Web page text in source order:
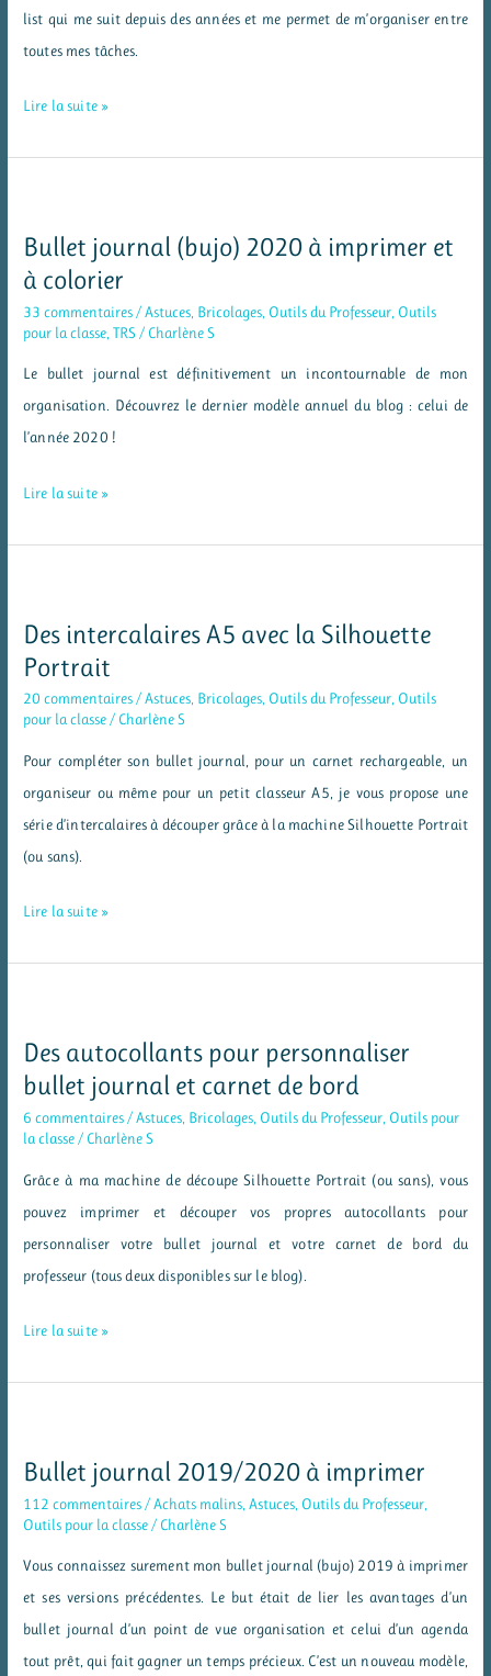
list qui me suit depuis des années et me permet de m’organiser entre
toutes mes tâches.
Bullet
Lire la suite »
Bullet journal (bujo) 2020 à imprimer et
à colorier
33 commentaires /Astuces Bricolages Outils du Professeur Outils
pour la classe ,TRS / Charlène S
Le bullet journal est définitivement un incontournable de mon
organisation. Découvrez le dernier modèle annuel du blog : celui de
l’année 2020 !
Bullet
à
Lire la suite »
Des intercalaires A5 avec la Silhouette
Portrait
20 commentaires/Astuces, Bricolages, Outils du Professeur, Outils
pour la classe/ Charlène S
Pour compléter son bullet journal, pour un carnet rechargeable, un
organiseur ou même pour un petit classeur A5, je vous propose une
série d’intercalaires à découper grâce à la machine Silhouette Portrait
(ou sans).
Des
Portrait
Lire la suite »
Des autocollants pour personnaliser
bullet journal et carnet de bord
6 commentaires /Astuces Bricolages Outils du Professeur Outils pour
la classe / Charlène S
Grâce à ma machine de découpe Silhouette Portrait (ou sans), vous
pouvez imprimer et découper vos propres autocollants pour
personnaliser votre bullet journal et votre carnet de bord du
professeur (tous deux disponibles sur le blog).
Des
et
Lire la suite »
Bullet journal 2019/2020 à imprimer
112 commentaires /Achats malins ,Astuces Outils du Professeur
Outils pour la classe / Charlène S
Vous connaissez surement mon bullet journal (bujo) 2019 à imprimer
et ses versions précédentes. Le but était de lier les avantages d’un
bullet journal d’un point de vue organisation et celui d’un agenda
tout prêt, qui fait gagner un temps précieux. C’est un nouveau modèle,